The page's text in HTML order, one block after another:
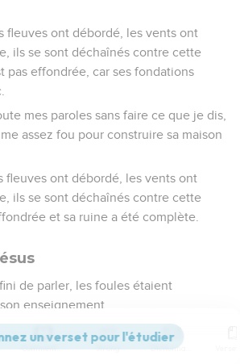
fleuves ont débordé, les vents ont
ils se sont déchaînés contre cette
pas effondrée, car ses fondations
mes paroles sans faire ce que je dis,
assez fou pour construire sa maison
fleuves ont débordé, les vents ont
ils se sont déchaînés contre cette
et sa ruine a été complète.
de parler, les foules étaient
enseignement.
autorité que n’avaient pas leurs
Commentaires Strong